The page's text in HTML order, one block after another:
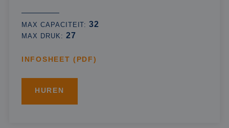
MAX CAPACITEIT:32
MAX DRUK: 27
INFOSHEET (PDF)
HUREN